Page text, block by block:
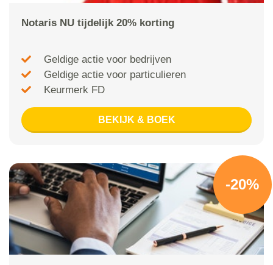
Notaris NU tijdelijk 20% korting
Geldige actie voor bedrijven
Geldige actie voor particulieren
Keurmerk FD
BEKIJK & BOEK
-20%